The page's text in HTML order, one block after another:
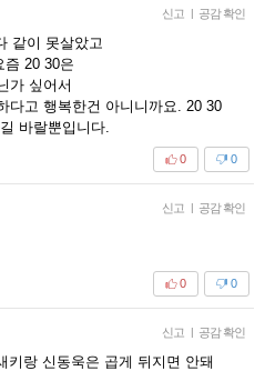
신고 | 공감 확인
같이 못살았고
즘 20 30은
가 싶어서
다고 행복한건 아니니까요. 20 30
바랄뿐입니다.
0
0
신고 | 공감 확인
0
0
신고 | 공감 확인
키랑 신동욱은 곱게 뒤지면 안돼